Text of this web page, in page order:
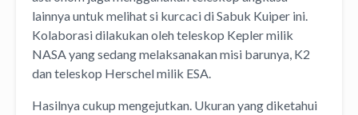
lainnya untuk melihat si kurcaci di Sabuk Kuiper ini.
Kolaborasi dilakukan oleh teleskop Kepler milik
NASA yang sedang melaksanakan misi barunya, K2
dan teleskop Herschel milik ESA.
Hasilnya cukup mengejutkan. Ukuran yang diketahui